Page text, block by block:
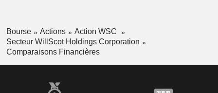
Bourse Actions
Action WSC
Secteur WillScot Holdings Corporation
Comparaisons Financières